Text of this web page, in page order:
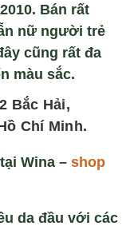
Bán rất
nữ người trẻ
cũng rất đa
màu sắc.
Bắc Hải,
Chí Minh.
Wina – shop
da đầu với các